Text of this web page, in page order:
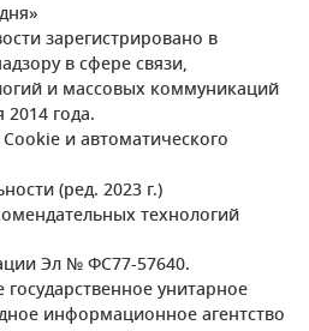
зарегистрировано в
в сфере связи,
и массовых коммуникаций
года.
и автоматического
(ред. 2023 г.)
технологий
Эл № ФС77-57640.
унитарное
информационное агентство